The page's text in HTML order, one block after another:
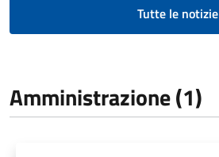
Tutte le notizie
Amministrazione (1)